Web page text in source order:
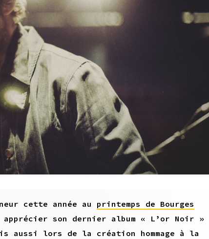
cette année au printemps de Bourges
son dernier album « L’or Noir »
aussi lors de la création hommage à la